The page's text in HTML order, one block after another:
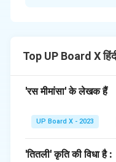
कुशल संगठनकर्ता:
अदम्य साहसी और वीर:
का गठन करना उनके
महान त्यागी:उनका
दिया।
बलिदान के लिए प्रेरित
Top UP Board X
'रस मीमांसा' के लेखक हैं
UP Board X - 2023
'तितली' कृति की विधा है :